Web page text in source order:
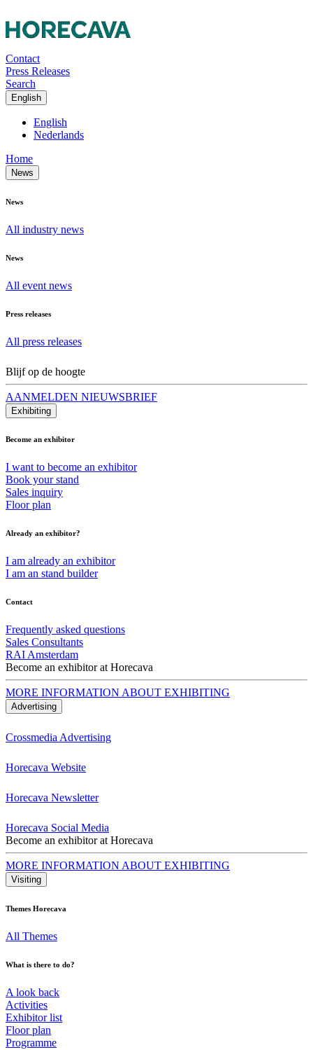
Contact
Press Releases
Search
English
English
Nederlands
Home
News
News
All industry news
News
All event news
Press releases
All press releases
Blijf op de hoogte
AANMELDEN NIEUWSBRIEF
Exhibiting
Become an exhibitor
I want to become an exhibitor
Book your stand
Sales inquiry
Floor plan
Already an exhibitor?
I am already an exhibitor
I am an stand builder
Contact
Frequently asked questions
Sales Consultants
RAI Amsterdam
Become an exhibitor at Horecava
MORE INFORMATION ABOUT EXHIBITING
Advertising
Crossmedia Advertising
Horecava Website
Horecava Newsletter
Horecava Social Media
Become an exhibitor at Horecava
MORE INFORMATION ABOUT EXHIBITING
Visiting
Themes Horecava
All Themes
What is there to do?
A look back
Activities
Exhibitor list
Floor plan
Programme